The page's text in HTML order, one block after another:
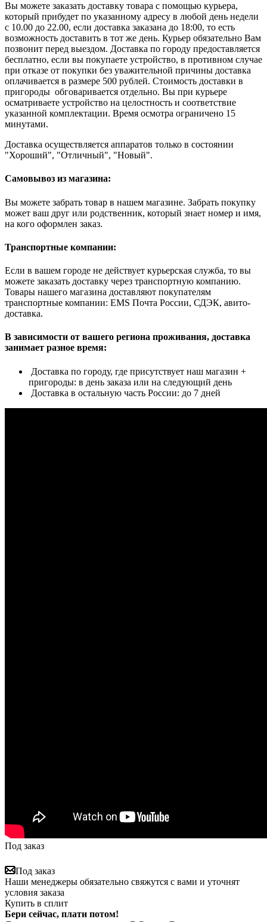
Вы можете заказать доставку товара с помощью курьера,
который прибудет по указанному адресу в любой день недели
с 10.00 до 22.00, если доставка заказана до 18:00, то есть
возможность доставить в тот же день. Курьер обязательно Вам
позвонит перед выездом. Доставка по городу предоставляется
бесплатно, если вы покупаете устройство, в противном случае
при отказе от покупки без уважительной причины доставка
оплачивается в размере 500 рублей. Стоимость доставки в
пригороды обговаривается отдельно. Вы при курьере
осматриваете устройство на целостность и соответствие
указанной комплектации. Время осмотра ограничено 15
минутами.
Доставка осуществляется аппаратов только в состоянии
"Хороший", "Отличный", "Новый".
Самовывоз из магазина:
Вы можете забрать товар в нашем магазине. Забрать покупку
может ваш друг или родственник, который знает номер и имя,
на кого оформлен заказ.
Транспортные компании:
Если в вашем городе не действует курьерская служба, то вы
можете заказать доставку через транспортную компанию.
Товары нашего магазина доставляют покупателям
транспортные компании: EMS Почта России, СДЭК, авито-
доставка.
В зависимости от вашего региона проживания, доставка
занимает разное время:
Доставка по городу, где присутствует наш магазин +
пригороды: в день заказа или на следующий день
Доставка в остальную часть России: до 7 дней
Под заказ
Под заказ
Наши менеджеры обязательно свяжутся с вами и уточнят
условия заказа
Купить в сплит
Бери сейчас, плати потом!